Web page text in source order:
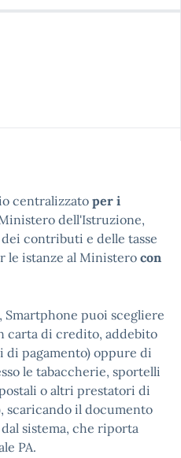
centralizzato per i
dell'Istruzione,
contributi e delle tasse
le istanze al Ministero con
Smartphone puoi scegliere
carta di credito, addebito
pagamento) oppure di
le tabaccherie, sportelli
o altri prestatori di
scaricando il documento
sistema, che riporta
PA.